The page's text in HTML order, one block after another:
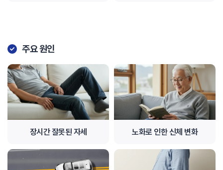
주요 원인
장시간 잘못된 자세 노화로 인한 신체 변화